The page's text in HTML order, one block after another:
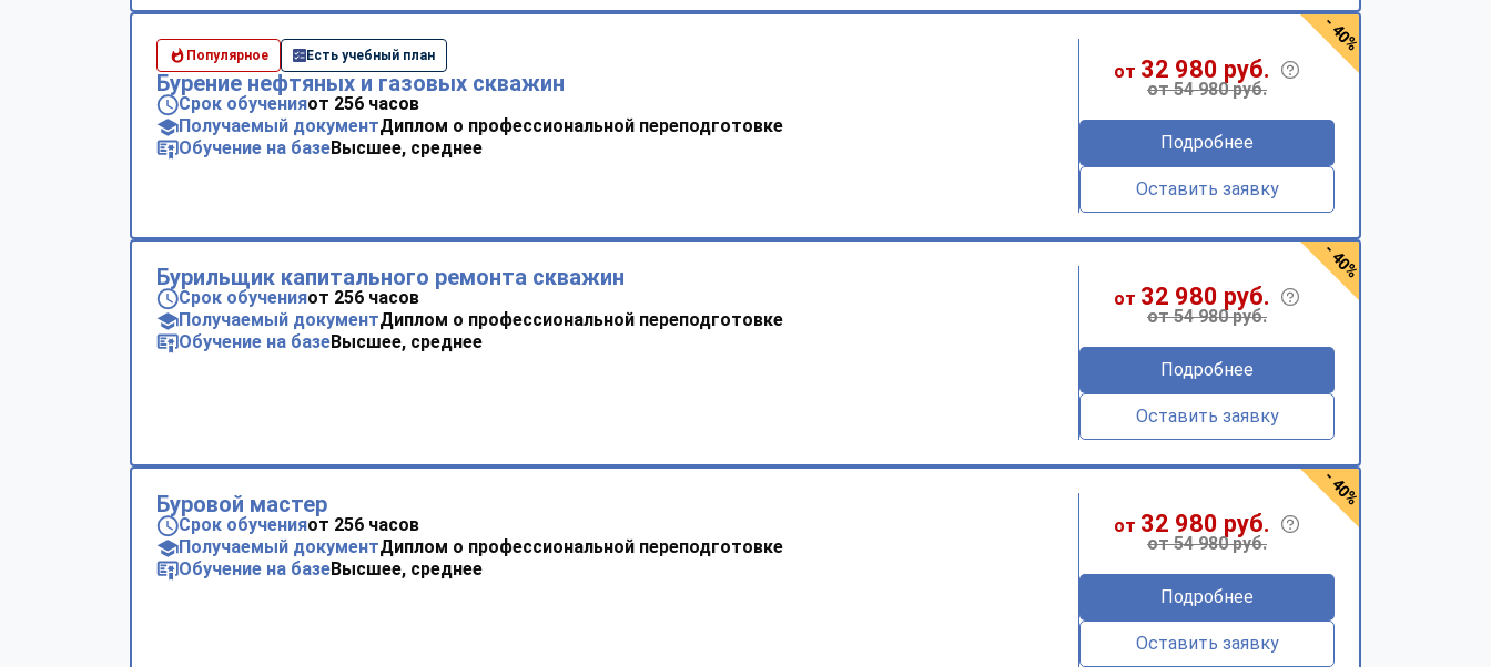
Популярное Есть учебный план
Бурение нефтяных и газовых скважин
Срок обученияот 256 часов
Получаемый документДиплом о профессиональной переподготовке
Обучение на базеВысшее, среднее
от 32 980 руб.
от 54 980 руб.
Подробнее
Оставить заявку
- 40%
Бурильщик капитального ремонта скважин
Срок обученияот 256 часов
Получаемый документДиплом о профессиональной переподготовке
Обучение на базеВысшее, среднее
от 32 980 руб.
от 54 980 руб.
Подробнее
Оставить заявку
- 40%
Буровой мастер
Срок обученияот 256 часов
Получаемый документДиплом о профессиональной переподготовке
Обучение на базеВысшее, среднее
от 32 980 руб.
от 54 980 руб.
Подробнее
Оставить заявку
- 40%